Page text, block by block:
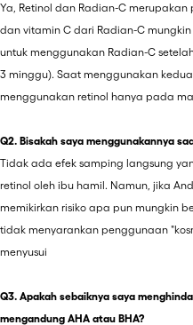
Ya, Retinol dan Radian-C merupakan
dan vitamin C dari Radian-C
untuk menggunakan Radian-C
3 minggu). Saat menggunakan
menggunakan retinol hanya pada
Q2. Bisakah saya menggunakannya
Tidak ada efek samping langsung
retinol oleh ibu hamil. Namun, jika
memikirkan risiko apa pun mungkin
tidak menyarankan penggunaan
menyusui
Q3. Apakah sebaiknya saya
mengandung AHA atau BHA?